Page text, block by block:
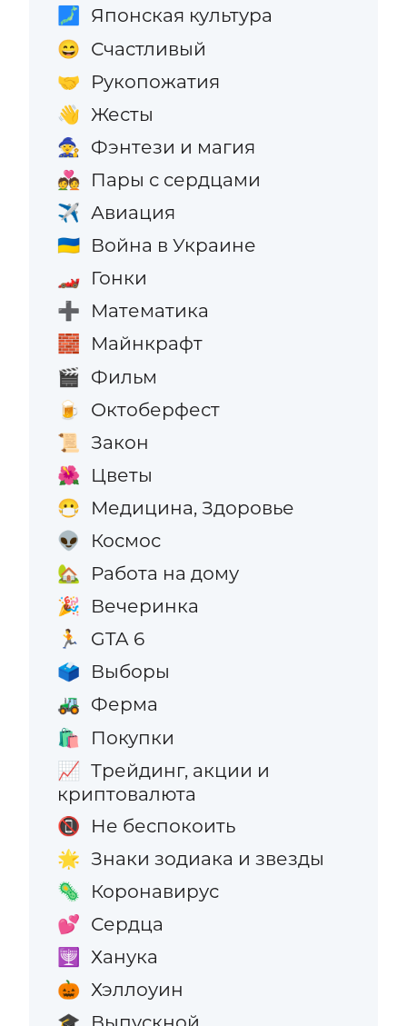
🗾 Японская культура
😄 Счастливый
🤝 Рукопожатия
👋 Жесты
🧙 Фэнтези и магия
💑 Пары с сердцами
✈️ Авиация
🇺🇦 Война в Украине
🏎️ Гонки
➕ Математика
🧱 Майнкрафт
🎬 Фильм
🍺 Октоберфест
📜 Закон
🌺 Цветы
😷 Медицина, Здоровье
👽 Космос
🏡 Работа на дому
🎉 Вечеринка
🏃 GTA 6
🗳️ Выборы
🚜 Ферма
🛍️ Покупки
📈 Трейдинг, акции и
криптовалюта
📵 Не беспокоить
🌟 Знаки зодиака и звезды
🦠 Коронавирус
💕 Сердца
🕎 Ханука
🎃 Хэллоуин